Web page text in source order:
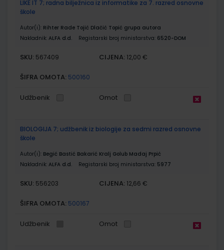
LIKE IT 7; radna bilježnica iz informatike za 7. razred osnovne
škole
Autor(i): Rihter Rade Tojić Dlačić Topić grupa autora
Nakladnik: ALFA d.d. Registarski broj ministarstva: 6520-DOM
SKU: 567409 CIJENA: 12,00 €
ŠIFRA OMOTA: 500160
Udžbenik Omot
BIOLOGIJA 7; udžbenik iz biologije za sedmi razred osnovne
škole
Autor(i): Begić Bastić Bakarić Kralj Golub Madaj Prpić
Nakladnik: ALFA d.d. Registarski broj ministarstva: 5977
SKU: 556203 CIJENA: 12,66 €
ŠIFRA OMOTA: 500167
Udžbenik Omot